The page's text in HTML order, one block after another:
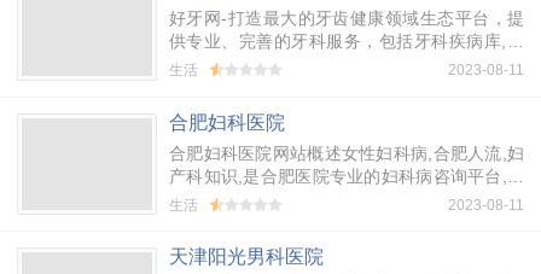
好牙网-打造最大的牙齿健康领域生态平台，提
供专业、完善的牙科服务，包括牙科疾病库,牙
科医生咨询,牙科产品,牙科健康管理,牙科资讯,
道。
生活 2023-08-11
合肥妇科医院
合肥妇科医院网站概述女性妇科病,合肥人流,妇
产科知识,是合肥医院专业的妇科病咨询平台,收
集了合肥妇科医院资料,告诉您合肥哪家妇科医
生活 2023-08-11
天津阳光男科医院